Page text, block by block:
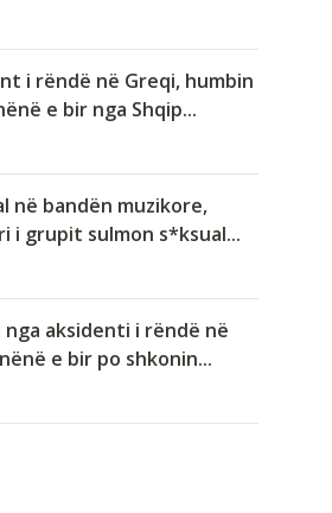
i rëndë në Greqi, humbin
e bir nga Shqip...
në bandën muzikore,
i grupit sulmon s*ksual...
nga aksidenti i rëndë në
e bir po shkonin...